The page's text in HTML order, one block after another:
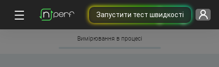
Запустити тест швидкості
Вимірювання в процесі